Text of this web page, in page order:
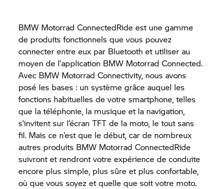
BMW Motorrad ConnectedRide est une gamme
de produits fonctionnels que vous pouvez
connecter entre eux par Bluetooth et utiliser au
moyen de l’application BMW Motorrad Connected.
Avec BMW Motorrad Connectivity, nous avons
posé les bases : un système grâce auquel les
fonctions habituelles de votre smartphone, telles
que la téléphonie, la musique et la navigation,
s’invitent sur l’écran TFT de la moto, le tout sans
fil. Mais ce n’est que le début, car de nombreux
autres produits BMW Motorrad ConnectedRide
suivront et rendront votre expérience de conduite
encore plus simple, plus sûre et plus confortable,
où que vous soyez et quelle que soit votre moto.